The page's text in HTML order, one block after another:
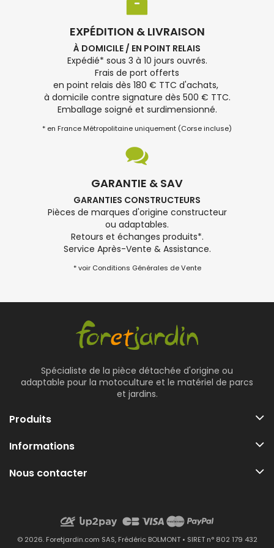
EXPÉDITION & LIVRAISON
À DOMICILE / EN POINT RELAIS
Expédié* sous 3 à 10 jours ouvrés.
Frais de port offerts
en point relais dès 180 € TTC d'achats,
à domicile contre signature dès 500 € TTC.
Emballage soigné et surdimensionné.
* en France Métropolitaine uniquement (Corse incluse)
GARANTIE & SAV
GARANTIES CONSTRUCTEURS
Pièces de marques d'origine constructeur
ou adaptables.
Retours et échanges produits*.
Service Après-Vente & Assistance.
* voir Conditions Générales de Vente
Spécialiste de la pièce détachée d'origine ou
adaptable pour la motoculture et le matériel de parcs
et jardins.
Produits
Informations
Nous contacter
© 2026. Foretjardin.com SAS, Frédéric BOLMONT • SIRET n° 802 179 432